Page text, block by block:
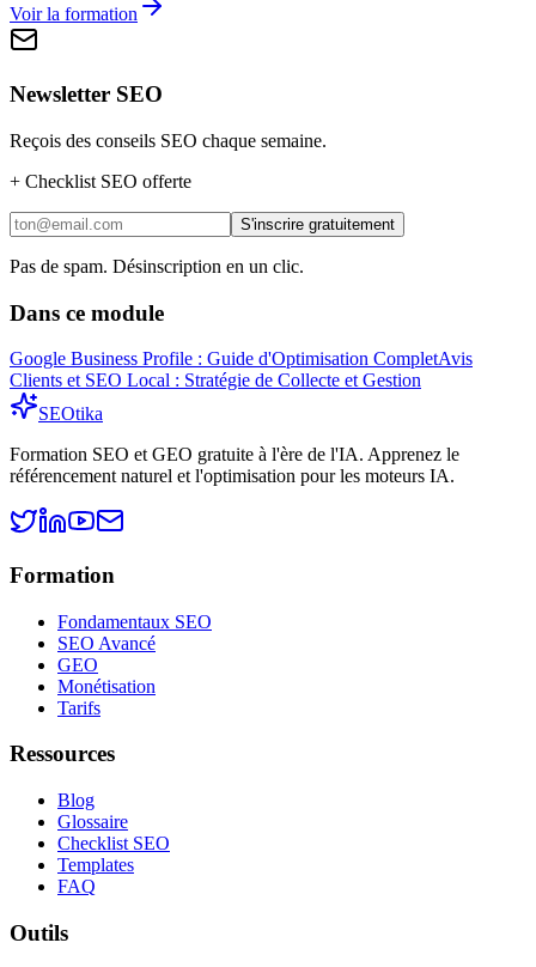
Voir la formation
Newsletter SEO
Reçois des conseils SEO chaque semaine.
+ Checklist SEO offerte
S'inscrire gratuitement
Pas de spam. Désinscription en un clic.
Dans ce module
Google Business Profile : Guide d'Optimisation CompletAvis
Clients et SEO Local : Stratégie de Collecte et Gestion
SEOtika
Formation SEO et GEO gratuite à l'ère de l'IA. Apprenez le
référencement naturel et l'optimisation pour les moteurs IA.
Formation
Fondamentaux SEO
SEO Avancé
GEO
Monétisation
Tarifs
Ressources
Blog
Glossaire
Checklist SEO
Templates
FAQ
Outils